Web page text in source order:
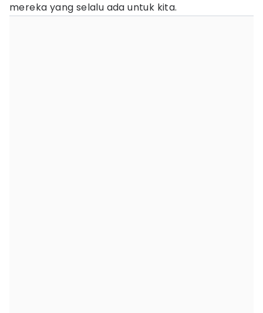
mereka yang selalu ada untuk kita.